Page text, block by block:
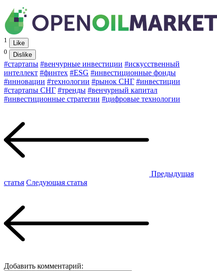
1
Like
0
Dislike
#стартапы #венчурные инвестиции #искусственный
интеллект #финтех #ESG #инвестиционные фонды
#инновации #технологии #рынок СНГ #инвестиции
#стартапы СНГ #тренды #венчурный капитал
#инвестиционные стратегии #цифровые технологии
Предыдущая
статья Следующая статья
Добавить комментарий: